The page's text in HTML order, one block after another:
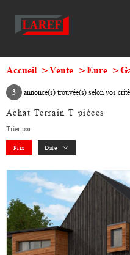
Accueil Vente Eure
3 annonce(s) trouvée(s) selon vos
Achat Terrain T pièces
Trier par
Prix Date